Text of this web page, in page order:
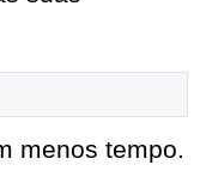
menos tempo.